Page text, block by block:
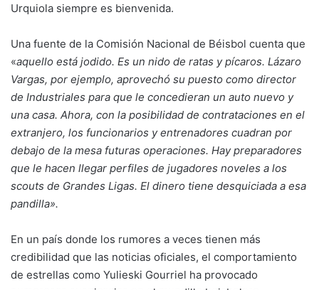
Urquiola siempre es bienvenida.
Una fuente de la Comisión Nacional de Béisbol cuenta que
«aquello está jodido. Es un nido de ratas y pícaros. Lázaro
Vargas, por ejemplo, aprovechó su puesto como director
de Industriales para que le concedieran un auto nuevo y
una casa. Ahora, con la posibilidad de contrataciones en el
extranjero, los funcionarios y entrenadores cuadran por
debajo de la mesa futuras operaciones. Hay preparadores
que le hacen llegar perfiles de jugadores noveles a los
scouts de Grandes Ligas. El dinero tiene desquiciada a esa
pandilla».
En un país donde los rumores a veces tienen más
credibilidad que las noticias oficiales, el comportamiento
de estrellas como Yulieski Gourriel ha provocado